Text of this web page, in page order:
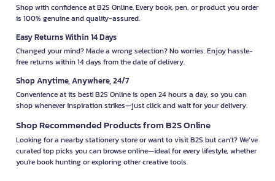
Shop with confidence at B2S Online. Every book, pen, or product you order
is 100% genuine and quality-assured.
Easy Returns Within 14 Days
Changed your mind? Made a wrong selection? No worries. Enjoy hassle-
free returns within 14 days from the date of delivery.
Shop Anytime, Anywhere, 24/7
Convenience at its best! B2S Online is open 24 hours a day, so you can
shop whenever inspiration strikes—just click and wait for your delivery.
Shop Recommended Products from B2S Online
Looking for a nearby stationery store or want to visit B2S but can't? We’ve
curated top picks you can browse online—ideal for every lifestyle, whether
you're book hunting or exploring other creative tools.